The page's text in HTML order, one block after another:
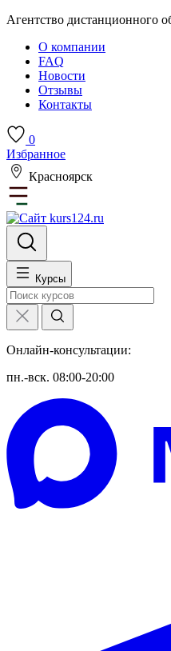
Агентство дистанционного
О компании
FAQ
Новости
Отзывы
Контакты
0
Избранное
Красноярск
Курсы
Онлайн-консультации:
пн.-вск. 08:00-20:00